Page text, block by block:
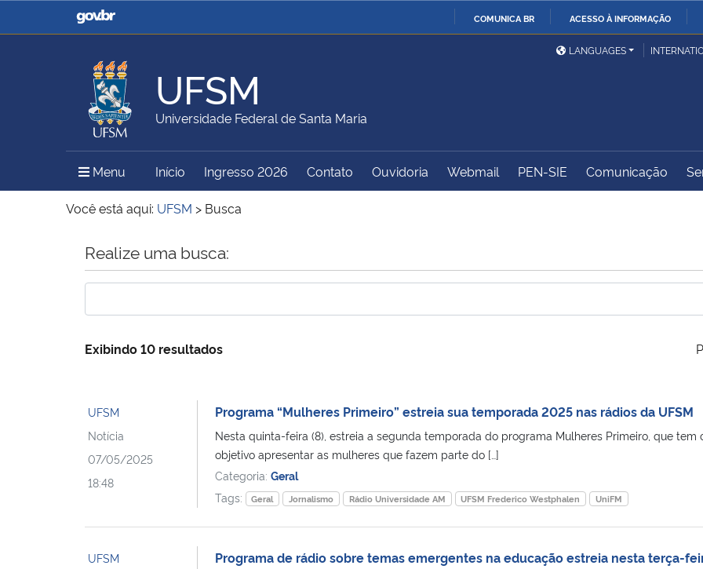
COMUNICA BR ACESSO À INFORMAÇÃO
Casa Civil
Ministério da Justiça e
Ministério da Defesa
Ministério das Relações
Exteriores
Ministério da Agricultura,
Pecuária e Abastecimento
Ministério da Educação
Ministério do Meio Ambiente Ministério do Turismo
Ministério do
Controladoria-Geral da
LANGUAGES
UFSM
Universidade Federal de Santa Maria
Menu Menu Principal do Sítio
Início Ingresso 2026 Contato Ouvidoria Webmail PEN-SIE Comunicação
Você está aqui: UFSM > Busca
Início do conteúdo
Realize uma busca:
Exibindo 10 resultados
UFSM
Notícia
07/05/2025
18:48
Programa “Mulheres Primeiro” estreia sua temporada 2025 nas rádios da UFSM
Nesta quinta-feira (8), estreia a segunda temporada do programa Mulheres Primeiro, que tem
objetivo apresentar as mulheres que fazem parte do […]
Categoria: Geral
Tags:
Geral Jornalismo Rádio Universidade AM UFSM Frederico Westphalen UniFM
UFSM
Programa de rádio sobre temas emergentes na educação estreia nesta terça-